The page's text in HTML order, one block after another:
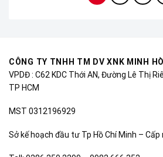
CÔNG TY TNHH TM DV XNK MINH
VPDĐ : C62 KDC Thới AN, Đường Lê Thị
TP HCM
MST 0312196929
Sở kế hoạch đầu tư Tp Hồ Chí Minh –